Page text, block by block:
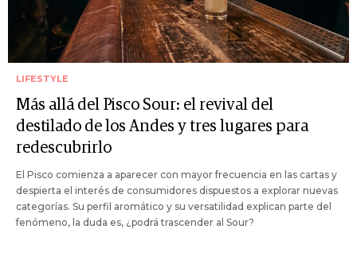
LIFESTYLE
Más allá del Pisco Sour: el revival del
destilado de los Andes y tres lugares para
redescubrirlo
El Pisco comienza a aparecer con mayor frecuencia en las cartas y
despierta el interés de consumidores dispuestos a explorar nuevas
categorías. Su perfil aromático y su versatilidad explican parte del
fenómeno, la duda es, ¿podrá trascender al Sour?